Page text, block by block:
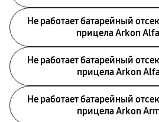
Не работает батарейный
прицела Arkon
Не работает батарейный
прицела Arkon
Не работает батарейный
прицела Arkon